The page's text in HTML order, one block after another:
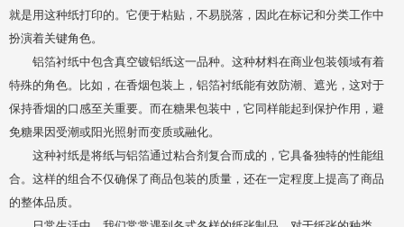
就是用这种纸打印的。它便于粘贴，不易脱落，因此在标记和分类工作中
扮演着关键角色。
铝箔衬纸中包含真空镀铝纸这一品种。这种材料在商业包装领域有着
特殊的角色。比如，在香烟包装上，铝箔衬纸能有效防潮、遮光，这对于
保持香烟的口感至关重要。而在糖果包装中，它同样能起到保护作用，避
免糖果因受潮或阳光照射而变质或融化。
这种衬纸是将纸与铝箔通过粘合剂复合而成的，它具备独特的性能组
合。这样的组合不仅确保了商品包装的质量，还在一定程度上提高了商品
的整体品质。